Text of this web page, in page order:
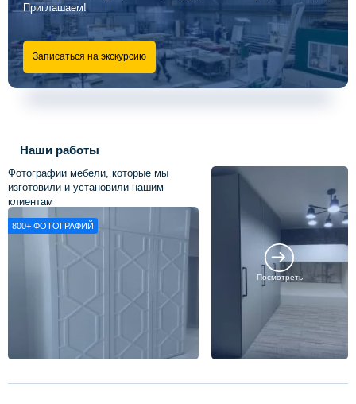
Приглашаем!
Записаться на экскурсию
Наши работы
Фотографии мебели, которые мы
изготовили и установили нашим
клиентам
800+ ФОТОГРАФИЙ
Посмотреть